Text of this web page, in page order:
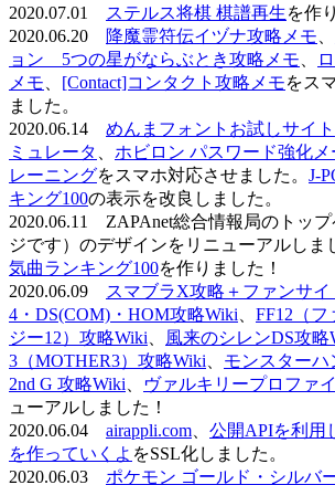
2020.07.01
ステルス将棋 棋譜再生を作
2020.06.20
降魔霊符伝イヅナ攻略メモ
ョン 5つの星がならぶとき攻略メモ
メモ
[Contact]コンタクト攻略メモをス
ました。
2020.06.14 めんまフォントお試しサイト
ミュレータ
ホビロン パスワード強化メ
レーニングをスマホ対応させました。 J-
キング100の表示を改良しました。
2020.06.11 ZAPAnet総合情報局のトッ
ジです）のデザインをリニューアルしま
気曲ランキング100を作りました！
2020.06.09
スマブラX攻略＋ファンサイ
4・DS(COM)・HOM攻略Wiki
FF12（フ
ジー12）攻略Wiki
風来のシレンDS攻略
3（MOTHER3）攻略Wiki
モンスター
2nd G 攻略Wiki
ヴァルキリープロファ
ューアルしました！
2020.06.04 airappli.com
公開APIを利用
を作っていくよ をSSL化しました。
2020.06.03 ポケモン ゴールド・シルバ